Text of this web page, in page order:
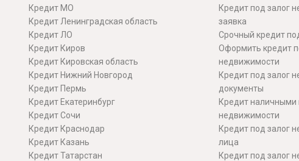
Кредит МО
Кредит Ленинградская область
Кредит ЛО
Кредит Киров
Кредит Кировская область
Кредит Нижний Новгород
Кредит Пермь
Кредит Екатеринбург
Кредит Сочи
Кредит Краснодар
Кредит Казань
Кредит Татарстан
Кредит под залог
заявка
Срочный кредит
Оформить кредит
недвижимости
Кредит под залог
документы
Кредит наличными
недвижимости
Кредит под залог
лица
Кредит под залог